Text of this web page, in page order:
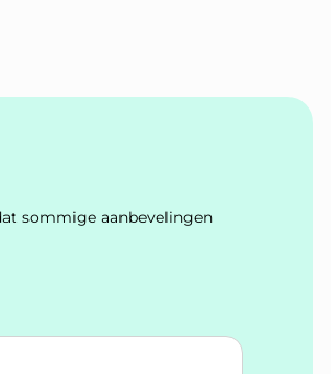
sommige aanbevelingen